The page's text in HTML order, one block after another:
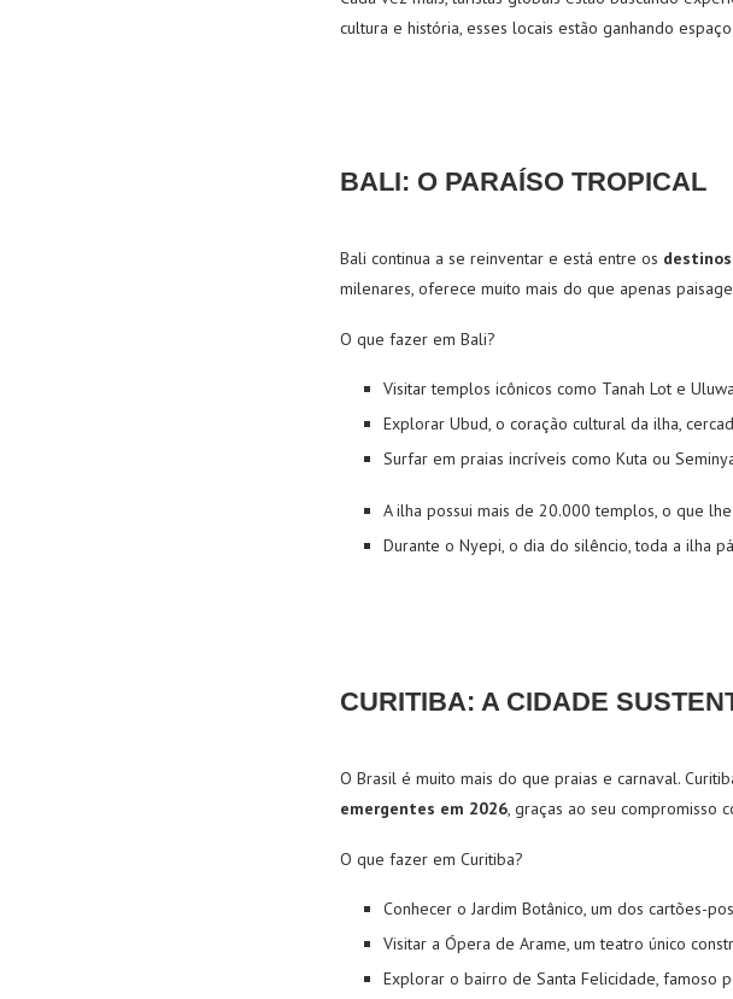
cultura e história, esses locais estão ganhando
BALI: O PARAÍSO TROPICAL
Bali continua a se reinventar e está entre os
milenares, oferece muito mais do que apenas
O que fazer em Bali?
Visitar templos icônicos como Tanah Lot e
Explorar Ubud, o coração cultural da ilha,
Surfar em praias incríveis como Kuta ou
A ilha possui mais de 20.000 templos, o que
Durante o Nyepi, o dia do silêncio, toda a ilha
CURITIBA: A CIDADE
O Brasil é muito mais do que praias e carnaval.
emergentes em 2026, graças ao seu compromisso
O que fazer em Curitiba?
Conhecer o Jardim Botânico, um dos cartões-
Visitar a Ópera de Arame, um teatro único
Explorar o bairro de Santa Felicidade, famoso